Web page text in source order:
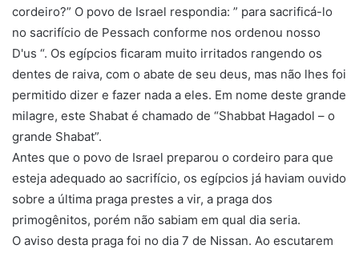
cordeiro?” O povo de Israel respondia: ” para sacrificá-lo
no sacrifício de Pessach conforme nos ordenou nosso
D'us “. Os egípcios ficaram muito irritados rangendo os
dentes de raiva, com o abate de seu deus, mas não lhes foi
permitido dizer e fazer nada a eles. Em nome deste grande
milagre, este Shabat é chamado de “Shabbat Hagadol – o
grande Shabat”.
Antes que o povo de Israel preparou o cordeiro para que
esteja adequado ao sacrifício, os egípcios já haviam ouvido
sobre a última praga prestes a vir, a praga dos
primogênitos, porém não sabiam em qual dia seria.
O aviso desta praga foi no dia 7 de Nissan. Ao escutarem